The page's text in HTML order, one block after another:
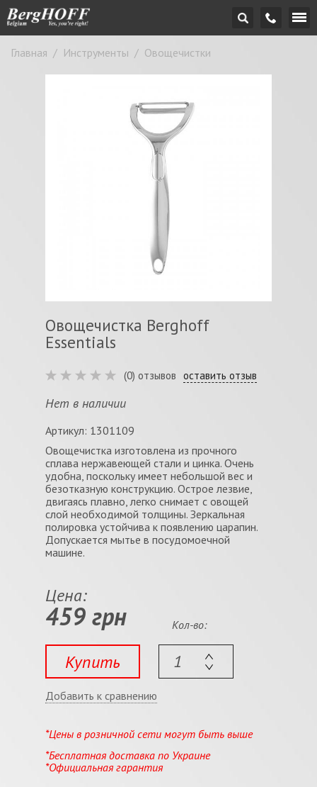
Главная / Инструменты / Овощечистки
Овощечистка Berghoff
Essentials
(0) отзывов оставить отзыв
Нет в наличии
Артикул: 1301109
Овощечистка изготовлена из прочного
сплава нержавеющей стали и цинка. Очень
удобна, поскольку имеет небольшой вес и
безотказную конструкцию. Острое лезвие,
двигаясь плавно, легко снимает с овощей
слой необходимой толщины. Зеркальная
полировка устойчива к появлению царапин.
Допускается мытье в посудомоечной
машине.
Цена:
459 грн
Купить
Кол-во:
Добавить к сравнению
*Цены в розничной сети могут быть выше
*Бесплатная доставка по Украине
*Официальная гарантия